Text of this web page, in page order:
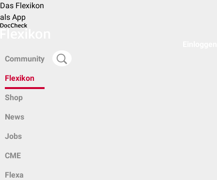
Das Flexikon
als App
Community
Flexikon
Shop
News
Jobs
CME
Flexa